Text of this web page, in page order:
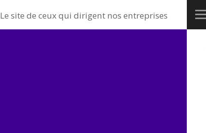
Le site de ceux qui dirigent nos entreprises